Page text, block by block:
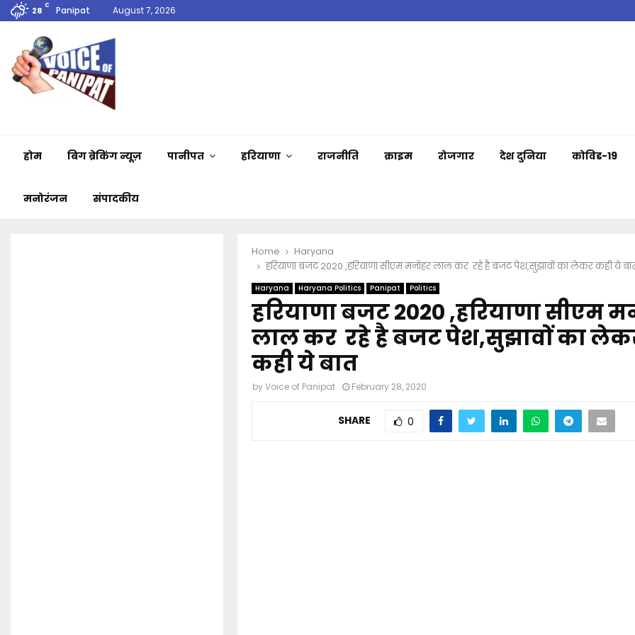
28 C Panipat August 7, 2026
होम बिग ब्रेकिंग न्यूज़ पानीपत हरियाणा राजनीति क्राइम रोजगार देश दुनिया कोविड-19
मनोरंजन संपादकीय
Home
Haryana
हरियाणा बजट 2020 ,हरियाणा सीएम मनोहर लाल कर रहे है बजट पेश,सुझावों का लेकर कही ये
Haryana Haryana Politics Panipat Politics
हरियाणा बजट 2020 ,हरियाणा सीएम
लाल कर रहे है बजट पेश,सुझावों का
कही ये बात
byVoice of Panipat February 28, 2020
SHARE 0